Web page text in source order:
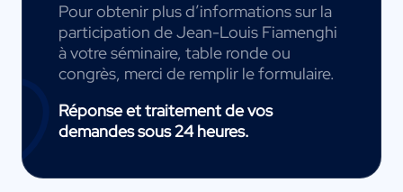
Pour obtenir plus d’informations sur la
participation de Jean-Louis Fiamenghi
à votre séminaire, table ronde ou
congrès, merci de remplir le formulaire.
Réponse et traitement de vos
demandes sous 24 heures.